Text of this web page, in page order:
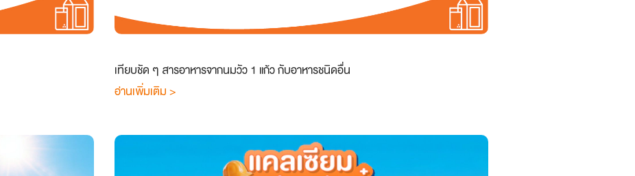
เทียบชัด ๆ สารอาหารจากนมวัว 1 แก้ว กับอาหารชนิดอื่น
อ่านเพิ่มเติม >